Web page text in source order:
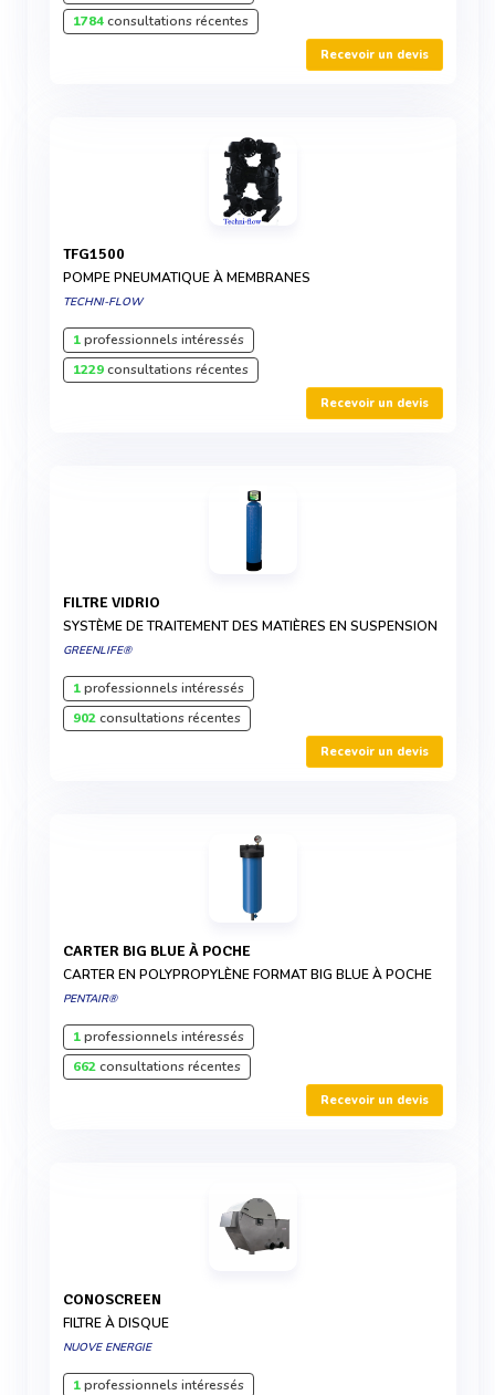
1784consultations récentes
Recevoir un devis
TFG1500
POMPE PNEUMATIQUE À MEMBRANES
TECHNI-FLOW
1professionnels intéressés
1229consultations récentes
Recevoir un devis
FILTRE VIDRIO
SYSTÈME DE TRAITEMENT DES MATIÈRES EN SUSPENSION
GREENLIFE®
1professionnels intéressés
902consultations récentes
Recevoir un devis
CARTER BIG BLUE À POCHE
CARTER EN POLYPROPYLÈNE FORMAT BIG BLUE À POCHE
PENTAIR®
1professionnels intéressés
662consultations récentes
Recevoir un devis
CONOSCREEN
FILTRE À DISQUE
NUOVE ENERGIE
1professionnels intéressés